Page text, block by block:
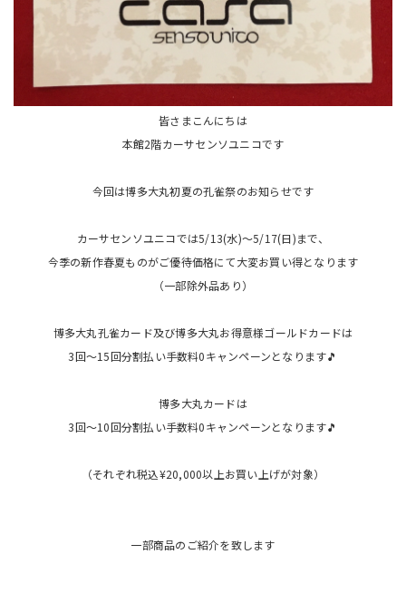
皆さまこんにちは
本館2階カーサセンソユニコです
今回は博多大丸初夏の孔雀祭のお知らせです
カーサセンソユニコでは5/13(水)〜5/17(日)まで、
今季の新作春夏ものがご優待価格にて大変お買い得となります
（一部除外品あり）
博多大丸孔雀カード及び博多大丸お得意様ゴールドカードは
3回〜15回分割払い手数料0キャンペーンとなります🎵
博多大丸カードは
3回〜10回分割払い手数料0キャンペーンとなります🎵
（それぞれ税込¥20,000以上お買い上げが対象）
一部商品のご紹介を致します